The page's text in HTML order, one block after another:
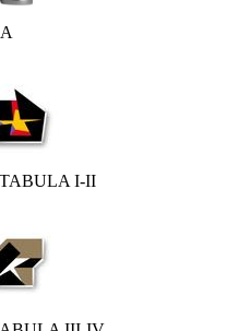
I-II